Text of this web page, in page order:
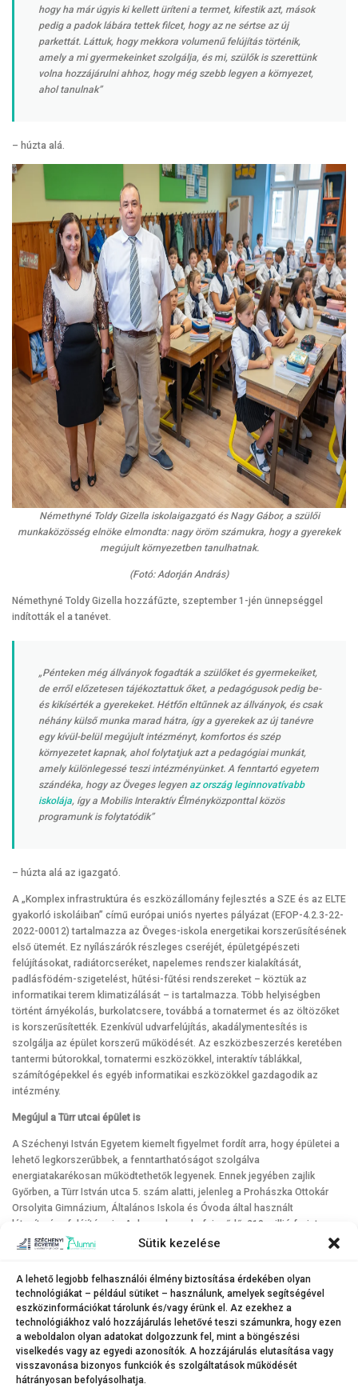
Sütik kezelése
A lehető legjobb felhasználói élmény biztosítása érdekében olyan
technológiákat – például sütiket – használunk, amelyek segítségével
eszközinformációkat tárolunk és/vagy érünk el. Az ezekhez a
technológiákhoz való hozzájárulás lehetővé teszi számunkra, hogy ezen
a weboldalon olyan adatokat dolgozzunk fel, mint a böngészési
viselkedés vagy az egyedi azonosítók. A hozzájárulás elutasítása vagy
visszavonása bizonyos funkciók és szolgáltatások működését
hátrányosan befolyásolhatja.
hogy ha már úgyis ki kellett üríteni a termet, kifestik azt, mások
pedig a padok lábára tettek filcet, hogy az ne sértse az új
parkettát. Láttuk, hogy mekkora volumenű felújítás történik,
amely a mi gyermekeinket szolgálja, és mi, szülők is szerettünk
volna hozzájárulni ahhoz, hogy még szebb legyen a környezet,
ahol tanulnak”
– húzta alá.
Némethyné Toldy Gizella iskolaigazgató és Nagy Gábor, a szülői
munkaközösség elnöke elmondta: nagy öröm számukra, hogy a gyerekek
megújult környezetben tanulhatnak.
(Fotó: Adorján András)
Némethyné Toldy Gizella hozzáfűzte, szeptember 1-jén ünnepséggel
indították el a tanévet.
„Pénteken még állványok fogadták a szülőket és gyermekeiket,
de erről előzetesen tájékoztattuk őket, a pedagógusok pedig be-
és kikísérték a gyerekeket. Hétfőn eltűnnek az állványok, és csak
néhány külső munka marad hátra, így a gyerekek az új tanévre
egy kívül-belül megújult intézményt, komfortos és szép
környezetet kapnak, ahol folytatjuk azt a pedagógiai munkát,
amely különlegessé teszi intézményünket. A fenntartó egyetem
szándéka, hogy az Öveges legyen az ország leginnovatívabb
iskolája, így a Mobilis Interaktív Élményközponttal közös
programunk is folytatódik”
– húzta alá az igazgató.
A „Komplex infrastruktúra és eszközállomány fejlesztés a SZE és az ELTE
gyakorló iskoláiban” című európai uniós nyertes pályázat (EFOP-4.2.3-22-
2022-00012) tartalmazza az Öveges-iskola energetikai korszerűsítésének
első ütemét. Ez nyílászárók részleges cseréjét, épületgépészeti
felújításokat, radiátorcseréket, napelemes rendszer kialakítását,
padlásfödém-szigetelést, hűtési-fűtési rendszereket – köztük az
informatikai terem klimatizálását – is tartalmazza. Több helyiségben
történt árnyékolás, burkolatcsere, továbbá a tornatermet és az öltözőket
is korszerűsítették. Ezenkívül udvarfelújítás, akadálymentesítés is
szolgálja az épület korszerű működését. Az eszközbeszerzés keretében
tantermi bútorokkal, tornatermi eszközökkel, interaktív táblákkal,
számítógépekkel és egyéb informatikai eszközökkel gazdagodik az
intézmény.
Megújul a Türr utcai épület is
A Széchenyi István Egyetem kiemelt figyelmet fordít arra, hogy épületei a
lehető legkorszerűbbek, a fenntarthatóságot szolgálva
energiatakarékosan működtethetők legyenek. Ennek jegyében zajlik
Győrben, a Türr István utca 5. szám alatti, jelenleg a Prohászka Ottokár
Orsolyita Gimnázium, Általános Iskola és Óvoda által használt
létesítmény felújítása is. A decemberre befejeződő, 210 millió forint
európai uniós támogatásból megvalósuló kivitelezés részeként a
kicserélik a homlokzati nyílászárókat és a radiátorokat, valamint
napelemes rendszert szerelnek fel. Az épület a munkálatok idején is
biztonságosan használható, az egyetem türelmet és megértést kér az
érintett tanulóktól, munkatársaktól, szülőktől az esetleges
kellemetlenségek miatt.